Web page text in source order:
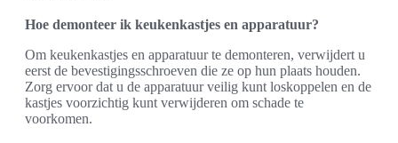
Hoe demonteer ik keukenkastjes en apparatuur?
Om keukenkastjes en apparatuur te demonteren, verwijdert u
eerst de bevestigingsschroeven die ze op hun plaats houden.
Zorg ervoor dat u de apparatuur veilig kunt loskoppelen en de
kastjes voorzichtig kunt verwijderen om schade te
voorkomen.